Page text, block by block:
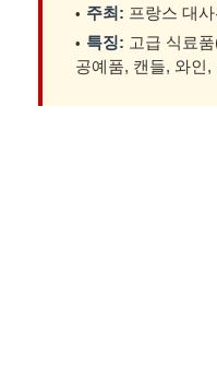
주최: 프랑스 대
특징: 고급 식료
공예품, 캔들, 와인